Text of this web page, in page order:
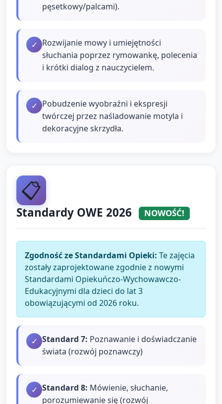
pęsetkowy/palcami).
✓ Rozwijanie mowy i umiejętności
słuchania poprzez rymowankę, polecenia
i krótki dialog z nauczycielem.
✓ Pobudzenie wyobraźni i ekspresji
twórczej przez naśladowanie motyla i
dekoracyjne skrzydła.
📋
Standardy OWE 2026 NOWOŚĆ!
Zgodność ze Standardami Opieki: Te zajęcia
zostały zaprojektowane zgodnie z nowymi
Standardami Opiekuńczo-Wychowawczo-
Edukacyjnymi dla dzieci do lat 3
obowiązującymi od 2026 roku.
✓ Standard 7: Poznawanie i doświadczanie
świata (rozwój poznawczy)
✓ Standard 8: Mówienie, słuchanie,
porozumiewanie się (rozwój